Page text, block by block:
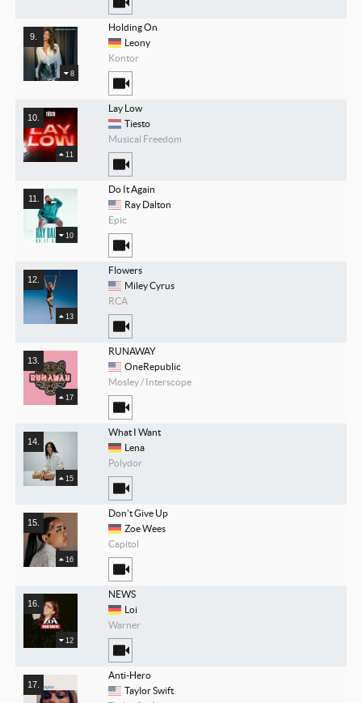
8
Holding On
Leony
Kontor
11
Lay Low
Tiesto
Musical Freedom
10
Do It Again
Ray Dalton
Epic
13
Flowers
Miley Cyrus
RCA
17
RUNAWAY
OneRepublic
Mosley / Interscope
15
What I Want
Lena
Polydor
16
Don't Give Up
Zoe Wees
Capitol
12
NEWS
Loi
Warner
Anti-Hero
Taylor Swift